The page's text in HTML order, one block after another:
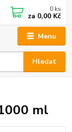
Menu
Hledat
0 ks
za 0,00 Kč
ml